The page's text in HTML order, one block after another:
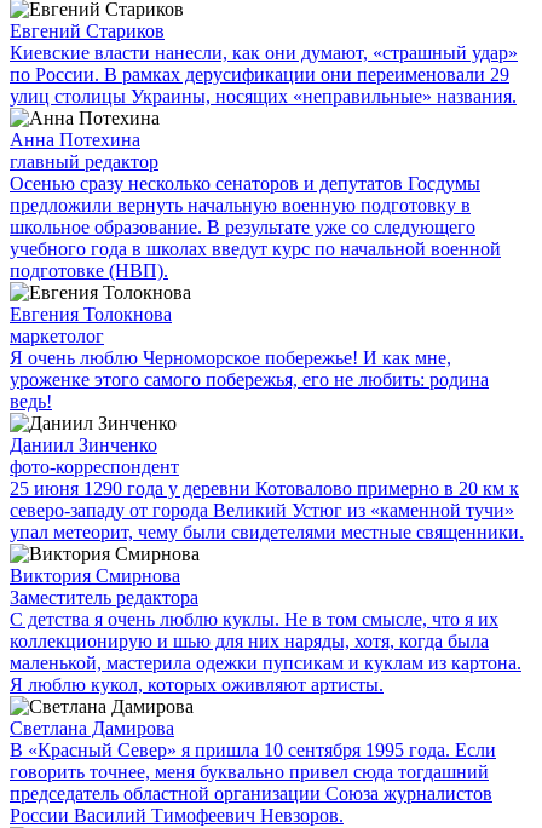
Евгений Стариков
Киевские власти нанесли, как они думают, «страшный удар»
по России. В рамках дерусификации они переименовали 29
улиц столицы Украины, носящих «неправильные» названия.
Анна Потехина
главный редактор
Осенью сразу несколько сенаторов и депутатов Госдумы
предложили вернуть начальную военную подготовку в
школьное образование. В результате уже со следующего
учебного года в школах введут курс по начальной военной
подготовке (НВП).
Евгения Толокнова
маркетолог
Я очень люблю Черноморское побережье! И как мне,
уроженке этого самого побережья, его не любить: родина
ведь!
Даниил Зинченко
фото-корреспондент
25 июня 1290 года у деревни Котовалово примерно в 20 км к
северо-западу от города Великий Устюг из «каменной тучи»
упал метеорит, чему были свидетелями местные священники.
Виктория Смирнова
Заместитель редактора
С детства я очень люблю куклы. Не в том смысле, что я их
коллекционирую и шью для них наряды, хотя, когда была
маленькой, мастерила одежки пупсикам и куклам из картона.
Я люблю кукол, которых оживляют артисты.
Светлана Дамирова
В «Красный Север» я пришла 10 сентября 1995 года. Если
говорить точнее, меня буквально привел сюда тогдашний
председатель областной организации Союза журналистов
России Василий Тимофеевич Невзоров.